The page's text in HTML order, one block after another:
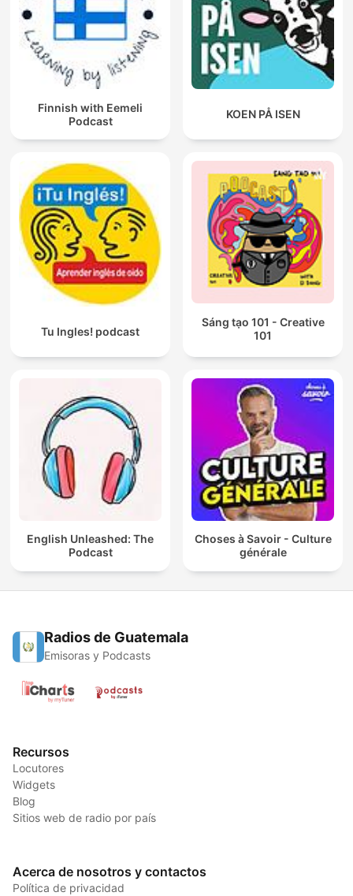
Finnish with Eemeli
Podcast
KOEN PÅ ISEN
Tu Ingles! podcast
Sáng tạo 101 - Creative
101
English Unleashed: The
Podcast
Choses à Savoir - Culture
générale
Radios de Guatemala
Emisoras y Podcasts
Recursos
Locutores
Widgets
Blog
Sitios web de radio por país
Acerca de nosotros y contactos
Política de privacidad